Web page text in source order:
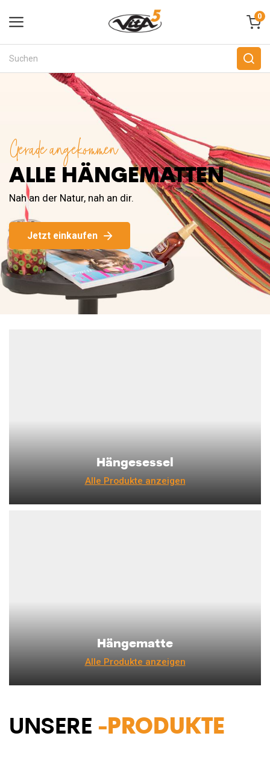
0
Gerade angekommen
ALLE HÄNGEMATTEN
Nah an der Natur, nah an dir.
Jetzt einkaufen
Hängesessel
Alle Produkte anzeigen
Hängematte
Alle Produkte anzeigen
UNSERE -PRODUKTE